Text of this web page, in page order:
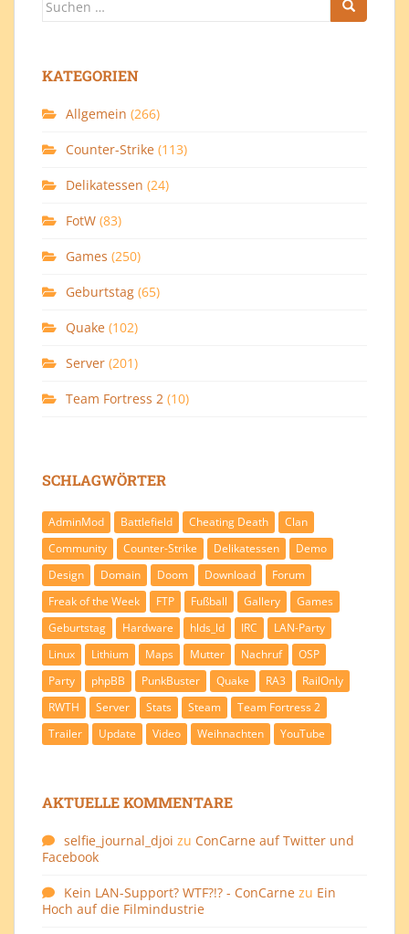
KATEGORIEN
Allgemein (266)
Counter-Strike (113)
Delikatessen (24)
FotW (83)
Games (250)
Geburtstag (65)
Quake (102)
Server (201)
Team Fortress 2 (10)
SCHLAGWÖRTER
AdminMod Battlefield Cheating Death
Clan
Community
Counter-Strike Delikatessen
Demo
Design
Domain Doom Download
Forum
Freak of the Week
FTP Fußball Gallery
Games
Geburtstag
Hardware hlds_ld IRC
LAN-Party
Linux
Lithium Maps Mutter Nachruf
OSP
Party
phpBB PunkBuster Quake RA3
RailOnly
RWTH
Server Stats Steam
Team Fortress 2
Trailer
Update Video Weihnachten YouTube
AKTUELLE KOMMENTARE
selfie_journal_djoi zu ConCarne auf Twitter und
Facebook
Kein LAN-Support? WTF?!? - ConCarne zu Ein
Hoch auf die Filmindustrie